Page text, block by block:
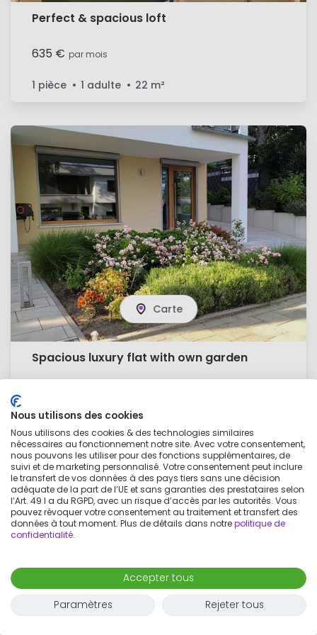
Carte
Perfect & spacious loft
635 € par mois
1 pièce 1 adulte 22 m²
Spacious luxury flat with own garden
SERVICED APARTMENT
Nous utilisons des cookies
Nous utilisons des cookies & des technologies similaires
nécessaires au fonctionnement notre site. Avec votre consentement,
nous pouvons les utiliser pour des fonctions supplémentaires, de
suivi et de marketing personnalisé. Votre consentement peut inclure
le transfert de vos données à des pays tiers sans une décision
adéquate de la part de l’UE et sans garanties des prestataires selon
l’Art. 49 I a du RGPD, avec un risque d’accès par les autorités. Vous
pouvez révoquer votre consentement au traitement et transfert des
données à tout moment. Plus de détails dans notrepolitique de
confidentialité.
Accepter tous
Paramètres
Rejeter tous